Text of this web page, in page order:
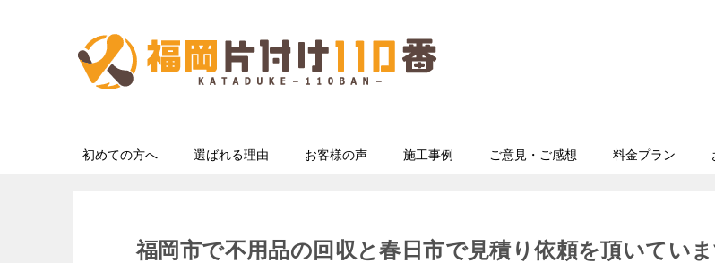
初めての方へ 選ばれる理由 お客様の声 施工事例 ご意見・ご感想 料金プラン
福岡市で不用品の回収と春日市で見積り依頼を頂いてい